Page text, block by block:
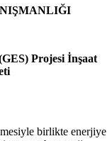
Projesi İnşaat
birlikte enerjiye